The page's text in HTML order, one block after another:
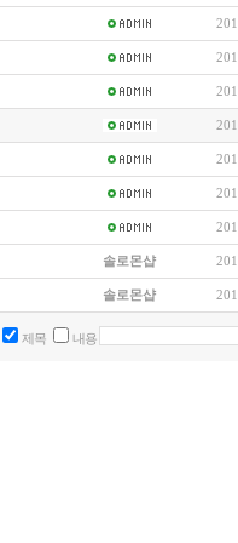
솔로몬샵
솔로몬샵
제목 내용